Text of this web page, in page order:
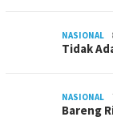
NASIONAL
Tidak
NASIONAL
Bareng